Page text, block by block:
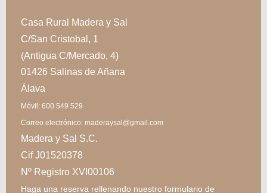
Casa Rural Madera y Sal
C/San Cristobal, 1
(Antigua C/Mercado, 4)
01426 Salinas de Añana
Álava
Móvil: 600 549 529
Correo electrónico: maderaysal@gmail.com
Madera y Sal S.C.
Cif J01520378
Nº Registro XVI00106
Haga una reserva rellenando nuestro formulario de